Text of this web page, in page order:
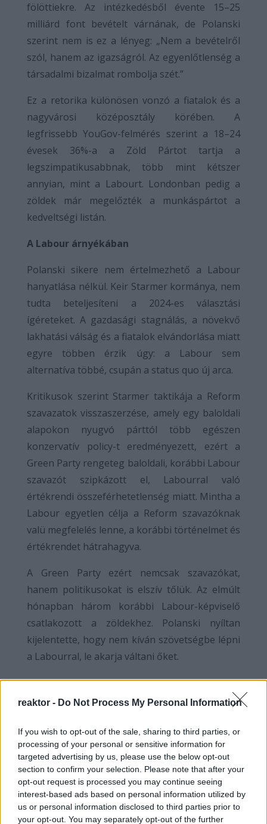
reaktor - Do Not Process My Personal Information
If you wish to opt-out of the sale, sharing to third parties, or
processing of your personal or sensitive information for
targeted advertising by us, please use the below opt-out
section to confirm your selection. Please note that after your
opt-out request is processed you may continue seeing
interest-based ads based on personal information utilized by
us or personal information disclosed to third parties prior to
your opt-out. You may separately opt-out of the further
fölöttiekre. Az intézkedésből évente 15–25
milliárd font bevételt várnának, de Polanski
szerint nem is ez a lényeg: „Nem a bevételről
szól, hanem az igazságról. Az egyenlőtlenség a
társadalmi bizalmat rombolja szét.”
Ez a retorika különösen vonzó a fiatalok és a
nagyvárosi középosztály körében. A
legfrissebb YouGov-felmérés szerint a 18–24
évesek 36%-a a Zöld Pártot tartja a
legszimpatikusabbnak, több mint kétszer
annyian, mint a Labourt. Londonban pedig a
zöldek már megelőzték a munkáspártot a
kedveltségi listán.
A Labour árnyékában
Polanski sikere nem értelmezhető a Labour
hanyatlása nélkül. Keir Starmer kormánya, nem
tudta beteljesíteni a 2024-es választási
ígéreteket. A gazdasági stagnálás, a növekvő
lakhatási válság és a fiatalok elvándorlása miatt
egyre többen érzik úgy: a Labour sem
alternatíva többé, csupán a status quo új arca.
Kritikusok szerint Starmer taktikája a Reform
szavazatok visszaszerzése, amely egy baloldali
alapokon nyugvó párttól több egészen
konzervatív policy-t eredményezett, ezért a
Green Party rengeteg baloldali, korábbi Labour
szavazót szipkázott el, Labourral való
értékrendi összeférhetetlenség miatt. Mintha a
Labour egyetlen célja a Reform szavazóknak
valü megfelelés lenne, a korábbi történelmet és
értékrendet hátrahagyva.
A Green Party ezért nemcsak szavazókat,
hanem politikusokat is elszív tőlük. Az elmúlt
hónapban három korábbi Labour-képviselő
csatlakozott a zöldekhez. Polanski nyíltan
kijelentette, hogy nem kíván szövetségbe lépni
a Labourral, le akarja váltani őket.
Reform vs Green – a brit politika új
törésvonala
Miközben a Reform UK Nigel Farage
vezetésével a jobboldali populizmus
zászlóshajója lett, Polanski a zöldeket
pozicionálja a másik pólusra. A brit politika új
tengelye tehát nem a konzervatív–liberális,
hanem a Reform–Green, jobboldali és baloldali